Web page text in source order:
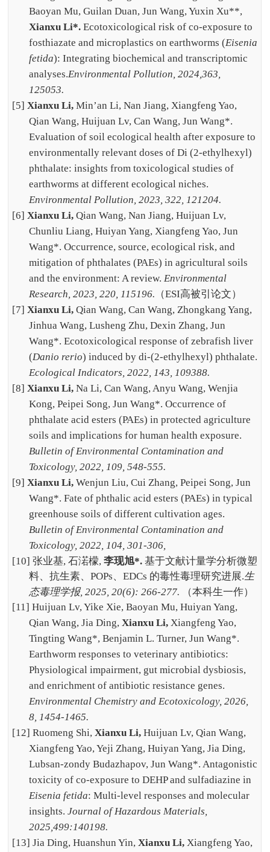
Baoyan Mu, Guilan Duan, Jun Wang, Yuxin Xu**,
Xianxu Li*. Ecotoxicological risk of co-exposure to
fosthiazate and microplastics on earthworms (Eisenia
fetida): Integrating biochemical and transcriptomic
analyses.Environmental Pollution, 2024,363,
125053.
[5]Xianxu Li,Min’an Li, Nan Jiang, Xiangfeng Yao,
Qian Wang, Huijuan Lv, Can Wang, Jun Wang*.
Evaluation of soil ecological health after exposure to
environmentally relevant doses of Di (2-ethylhexyl)
phthalate: insights from toxicological studies of
earthworms at different ecological niches.
Environmental Pollution, 2023, 322, 121204.
[6]Xianxu Li,Qian Wang, Nan Jiang, Huijuan Lv,
Chunliu Liang, Huiyan Yang, Xiangfeng Yao, Jun
Wang*. Occurrence, source, ecological risk, and
mitigation of phthalates (PAEs) in agricultural soils
and the environment: A review.Environmental
Research, 2023, 220, 115196. （ESI高被引论文）
[7]Xianxu Li,Qian Wang, Can Wang, Zhongkang Yang,
Jinhua Wang, Lusheng Zhu, Dexin Zhang, Jun
Wang*. Ecotoxicological response of zebrafish liver
(Danio rerio) induced by di-(2-ethylhexyl) phthalate.
Ecological Indicators, 2022, 143, 109388.
[8]Xianxu Li,Na Li, Can Wang, Anyu Wang, Wenjia
Kong, Peipei Song, Jun Wang*. Occurrence of
phthalate acid esters (PAEs) in protected agriculture
soils and implications for human health exposure.
Bulletin of Environmental Contamination and
Toxicology, 2022, 109, 548-555.
[9]Xianxu Li,Wenjun Liu, Cui Zhang, Peipei Song, Jun
Wang*. Fate of phthalic acid esters (PAEs) in typical
greenhouse soils of different cultivation ages.
Bulletin of Environmental Contamination and
Toxicology, 2022, 104, 301-306,
[10]张业基,石渃檬,李现旭*.基于文献计量学分析微塑
料、抗生素、POPs、EDCs 的毒性毒理研究进展.生
态毒理学报, 2025, 20(6): 266-277.
（本科生一作）
[11] Huijuan Lv, Yike Xie, Baoyan Mu, Huiyan Yang,
Qian Wang, Jia Ding,Xianxu Li,Xiangfeng Yao,
Tingting Wang*, Benjamin L. Turner, Jun Wang*.
Earthworm responses to veterinary antibiotics:
Physiological impairment, gut microbial dysbiosis,
and enrichment of antibiotic resistance genes.
Environmental Chemistry and Ecotoxicology, 2026,
8, 1454-1465.
[12] Ruomeng Shi,Xianxu Li, Huijuan Lv, Qian Wang,
Xiangfeng Yao, Yeji Zhang, Huiyan Yang, Jia Ding,
Lubsan-zondy Budazhapov, Jun Wang*. Antagonistic
toxicity of co-exposure to DEHP and sulfadiazine in
Eisenia fetida: Multi-level responses and molecular
insights.Journal of Hazardous Materials,
2025,499:140198.
[13] Jia Ding, Huanshun Yin,Xianxu Li, Xiangfeng Yao,